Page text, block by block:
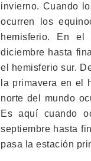
invierno. Cuando
ocurren los
hemisferio. En
diciembre hasta
el hemisferio sur.
la primavera en el
norte del mundo
Es aquí cuando
septiembre hasta
pasa la estación